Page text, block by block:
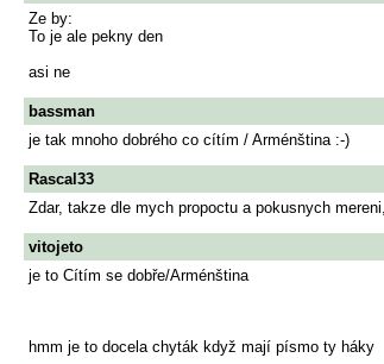
Ze by:
To je ale pekny den
asi ne
bassman
je tak mnoho dobrého co cítím / Arménština :-)
Rascal33
Zdar, takze dle mych propoctu a pokusnych
vitojeto
je to Cítím se dobře/Arménština
hmm je to docela chyták když mají písmo ty háky